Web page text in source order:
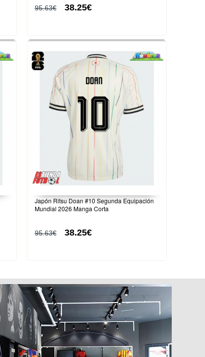
95.63€ 38.25€
Japón Ritsu Doan #10 Segunda Equipación
Mundial 2026 Manga Corta
95.63€ 38.25€